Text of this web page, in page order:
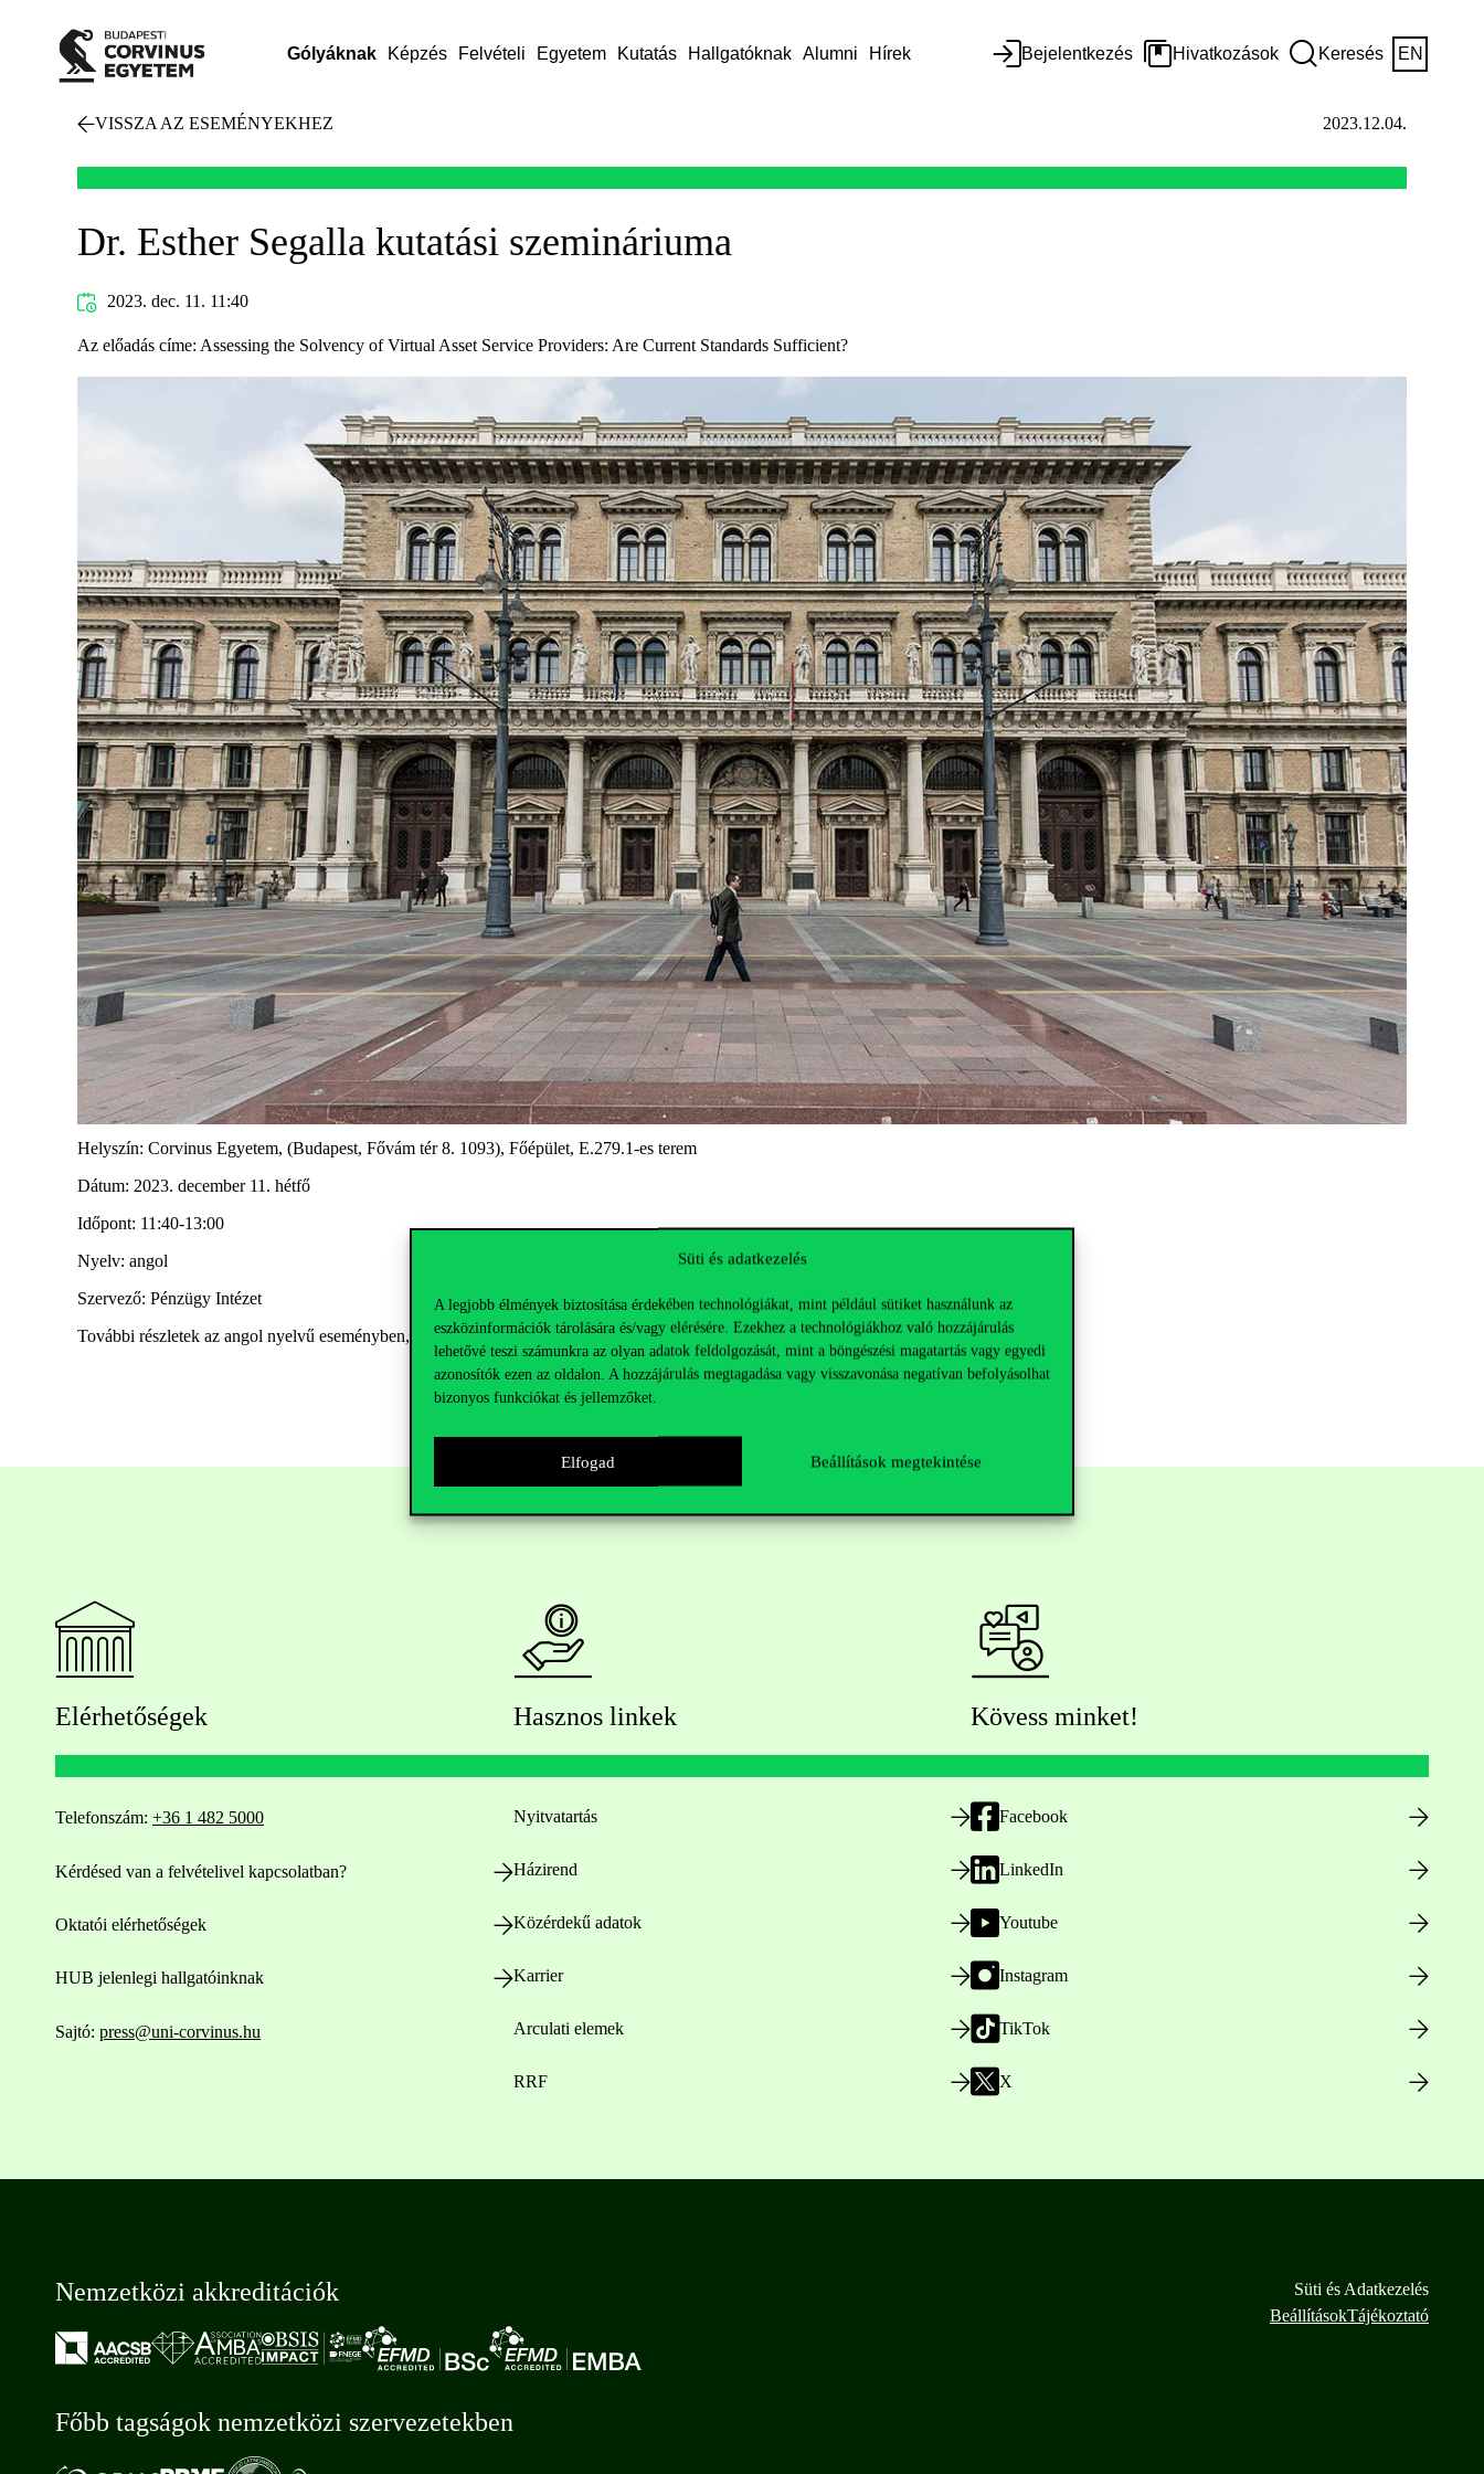
Süti és adatkezelés
A legjobb élmények biztosítása érdekében technológiákat, mint például sütiket használunk az
eszközinformációk tárolására és/vagy elérésére. Ezekhez a technológiákhoz való hozzájárulás
lehetővé teszi számunkra az olyan adatok feldolgozását, mint a böngészési magatartás vagy egyedi
azonosítók ezen az oldalon. A hozzájárulás megtagadása vagy visszavonása negatívan befolyásolhat
bizonyos funkciókat és jellemzőket.
Elfogad Beállítások megtekintése
Gólyáknak Képzés Felvételi Egyetem Kutatás Hallgatóknak Alumni Hírek Bejelentkezés Hivatkozások Keresés EN
VISSZA AZ ESEMÉNYEKHEZ 2023.12.04.
Dr. Esther Segalla kutatási szemináriuma
2023. dec. 11. 11:40
Az előadás címe: Assessing the Solvency of Virtual Asset Service Providers: Are Current Standards Sufficient?
Helyszín: Corvinus Egyetem, (Budapest, Fővám tér 8. 1093), Főépület, E.279.1-es terem
Dátum: 2023. december 11. hétfő
Időpont: 11:40-13:00
Nyelv: angol
Szervező: Pénzügy Intézet
További részletek az angol nyelvű eseményben, valamintezen az oldalon érhetők el.
Elérhetőségek
Telefonszám: +36 1 482 5000
Kérdésed van a felvételivel kapcsolatban?
Oktatói elérhetőségek
HUB jelenlegi hallgatóinknak
Sajtó: press@uni-corvinus.hu
Hasznos linkek
Nyitvatartás
Házirend
Közérdekű adatok
Karrier
Arculati elemek
RRF
Kövess minket!
Facebook
LinkedIn
Youtube
Instagram
TikTok
X
Nemzetközi akkreditációk
Főbb tagságok nemzetközi szervezetekben
Süti és Adatkezelés
BeállításokTájékoztató